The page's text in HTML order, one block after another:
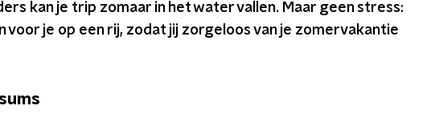
kan je trip zomaar in het water vallen. Maar geen stress:
voor je op een rij, zodat jij zorgeloos van je zomervakantie